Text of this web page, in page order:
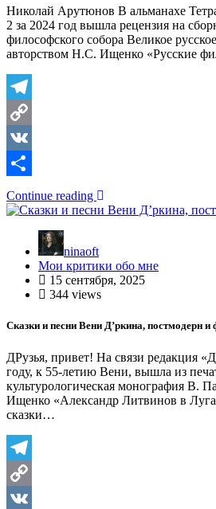
Николай Арутюнов В альманахе
2 за 2024 год вышла рецензия на
философского собора Великое
авторством Н.С. Ищенко «Русские
Telegram
Copy
Link
VK
Отправить
Continue reading
ninaoft
Мои критики обо мне
15 сентября, 2025
344 views
Сказки и песни Вени Д’ркина, постмодерн и
ДРузья, привет! На связи редакция
году, к 55-летию Вени, вышла из
культурологическая монография В.
Ищенко «Александр Литвинов в
сказки…
Telegram
Copy